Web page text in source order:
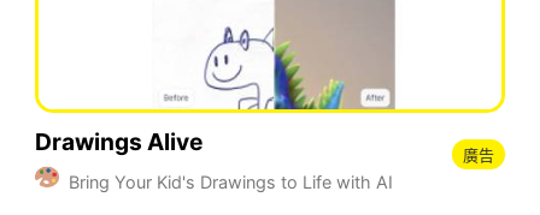
Drawings Alive
Bring Your Kid's Drawings to Life with AI
廣告